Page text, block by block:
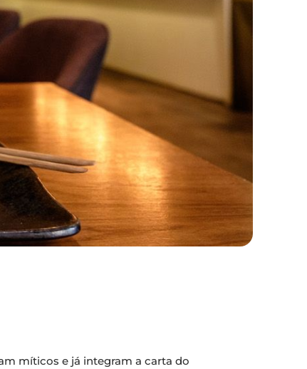
míticos e já integram a carta do